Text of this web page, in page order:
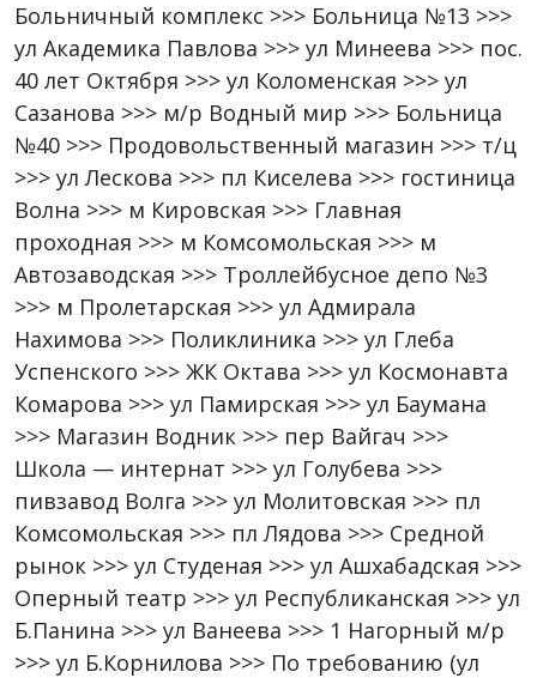
Больничный комплекс >>> Больница №13 >>>
ул Академика Павлова >>> ул Минеева >>> пос.
40 лет Октября >>> ул Коломенская >>> ул
Сазанова >>> м/р Водный мир >>> Больница
№40 >>> Продовольственный магазин >>> т/ц
>>> ул Лескова >>> пл Киселева >>> гостиница
Волна >>> м Кировская >>> Главная
проходная >>> м Комсомольская >>> м
Автозаводская >>> Троллейбусное депо №3
>>> м Пролетарская >>> ул Адмирала
Нахимова >>> Поликлиника >>> ул Глеба
Успенского >>> ЖК Октава >>> ул Космонавта
Комарова >>> ул Памирская >>> ул Баумана
>>> Магазин Водник >>> пер Вайгач >>>
Школа — интернат >>> ул Голубева >>>
пивзавод Волга >>> ул Молитовская >>> пл
Комсомольская >>> пл Лядова >>> Средной
рынок >>> ул Студеная >>> ул Ашхабадская >>>
Оперный театр >>> ул Республиканская >>> ул
Б.Панина >>> ул Ванеева >>> 1 Нагорный м/р
>>> ул Б.Корнилова >>> По требованию (ул